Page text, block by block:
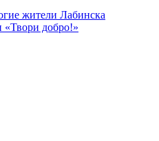
жители Лабинска
«Твори добро!»